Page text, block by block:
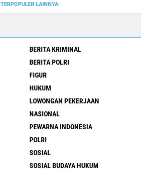
TERPOPULER LAINNYA
BERITA KRIMINAL
BERITA POLRI
FIGUR
HUKUM
LOWONGAN PEKERJAAN
NASIONAL
PEWARNA INDONESIA
POLRI
SOSIAL
SOSIAL BUDAYA HUKUM